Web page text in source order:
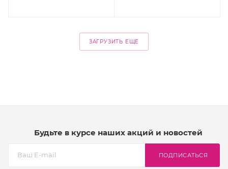
ЗАГРУЗИТЬ ЕЩЕ
Будьте в курсе наших акций и новостей
ПОДПИСАТЬСЯ